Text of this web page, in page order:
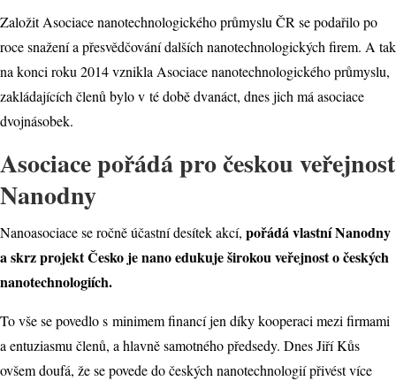
Založit Asociace nanotechnologického průmyslu ČR se podařilo po
roce snažení a přesvědčování dalších nanotechnologických firem. A tak
na konci roku 2014 vznikla Asociace nanotechnologického průmyslu,
zakládajících členů bylo v té době dvanáct, dnes jich má asociace
dvojnásobek.
Asociace pořádá pro českou veřejnost
Nanodny
Nanoasociace se ročně účastní desítek akcí, pořádá vlastní Nanodny
a skrz projekt Česko je nano edukuje širokou veřejnost o českých
nanotechnologiích.
To vše se povedlo s minimem financí jen díky kooperaci mezi firmami
a entuziasmu členů, a hlavně samotného předsedy. Dnes Jiří Kůs
ovšem doufá, že se povede do českých nanotechnologií přivést více